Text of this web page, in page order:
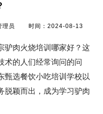
理员 时间：2024-08-13
驴肉火烧培训哪家好？这
术的人们经常询问的问
甄选餐饮小吃培训学校以
脱颖而出，成为学习驴肉